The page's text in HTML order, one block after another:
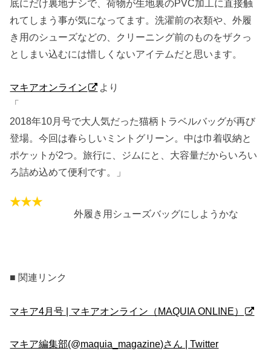
底にだけ裏地ナシで、荷物が生地裏のPVC加工に直接触
れてしまう事が気になってます。洗濯前の衣類や、外履
き用のシューズなどの、クリーニング前のものをザクっ
としまい込むには惜しくないアイテムだと思います。
マキアオンライン
より
「
2018年10月号で大人気だった猫柄トラベルバッグが再び
登場。今回は春らしいミントグリーン。中は巾着収納と
ポケットが2つ。旅行に、ジムにと、大容量だからいろい
ろ詰め込めて便利です。」
外履き用シューズバッグにしようかな
■ 関連リンク
マキア4月号 | マキアオンライン（MAQUIA ONLINE）
マキア編集部(@maquia_magazine)さん | Twitter